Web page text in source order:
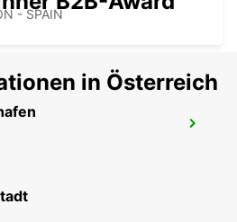
- SPAIN
BAHNHOF
in Österreich